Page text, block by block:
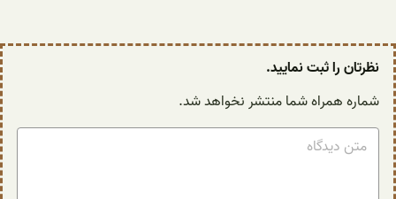
نظرتان را ثبت نمایید.
شماره همراه شما منتشر نخواهد شد.